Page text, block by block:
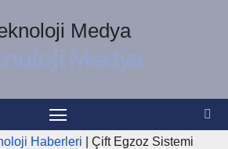
Haberleri
Çift Egzoz Sistemi